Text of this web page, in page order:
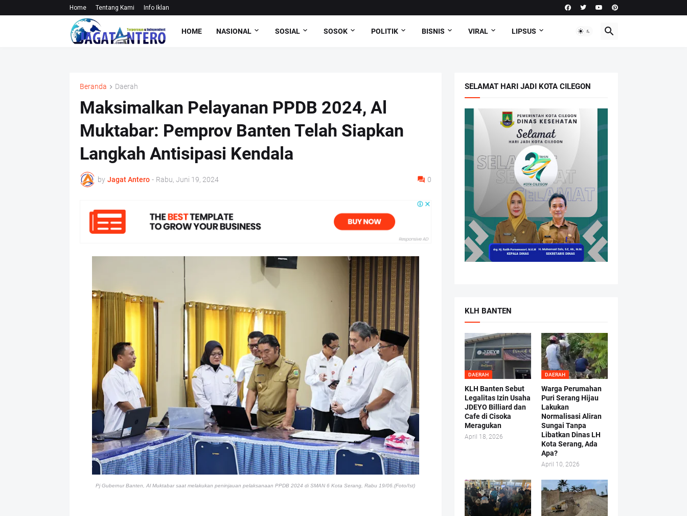
Home Tentang Kami Info Iklan
HOME NASIONAL SOSIAL SOSOK POLITIK BISNIS VIRAL LIPSUS
Beranda Daerah
Maksimalkan Pelayanan PPDB 2024, Al
Muktabar: Pemprov Banten Telah Siapkan
Langkah Antisipasi Kendala
by Jagat Antero - Rabu, Juni 19, 2024 0
Pj Gubernur Banten, Al Muktabar saat melakukan peninjauan pelaksanaan PPDB 2024 di SMAN 6 Kota Serang, Rabu 19/06.(Foto/Ist)
SELAMAT HARI JADI KOTA CILEGON
KLH BANTEN
DAERAH
KLH Banten Sebut
Legalitas Izin Usaha
JDEYO Billiard dan
Cafe di Cisoka
Meragukan
April 18, 2026
DAERAH
Warga Perumahan
Puri Serang Hijau
Lakukan
Normalisasi Aliran
Sungai Tanpa
Libatkan Dinas LH
Kota Serang, Ada
Apa?
April 10, 2026